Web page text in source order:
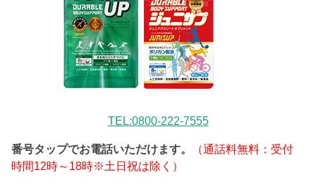
TEL:0800-222-7555
番号タップでお電話いただけます。
（通話料無料：受付
時間12時～18時※土日祝は除く）